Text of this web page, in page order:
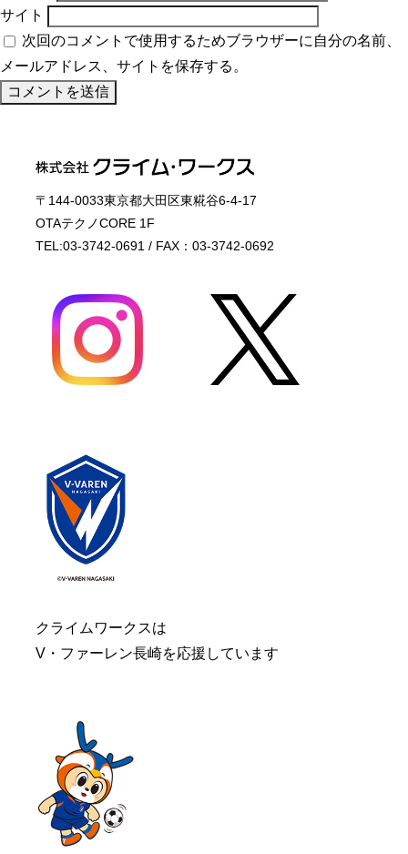
サイト
次回のコメントで使用するためブラウザーに自分の名前、
メールアドレス、サイトを保存する。
〒144-0033東京都大田区東糀谷6-4-17
OTAテクノCORE 1F
TEL:03-3742-0691 / FAX：03-3742-0692
クライムワークスは
V・ファーレン長崎を応援しています